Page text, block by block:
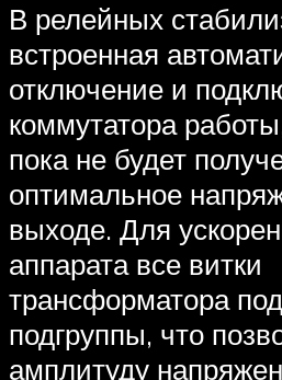
В релейных
встроенная
отключение и
коммутатора
пока не будет
оптимальное
выходе. Для
аппарата все витки
трансформатора
подгруппы, что
амплитуду